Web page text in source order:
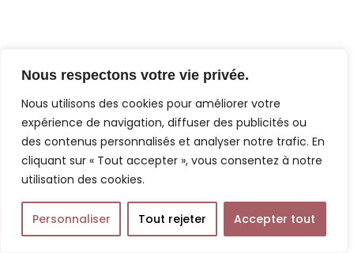
Nous respectons votre vie privée.
Nous utilisons des cookies pour améliorer votre
expérience de navigation, diffuser des publicités ou
des contenus personnalisés et analyser notre trafic. En
cliquant sur « Tout accepter », vous consentez à notre
utilisation des cookies.
Personnaliser Tout rejeter Accepter tout